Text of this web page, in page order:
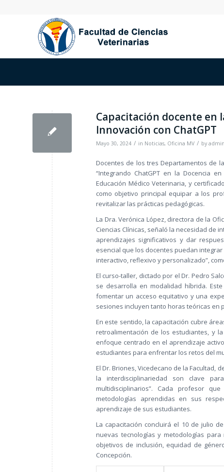
Capacitación docente en
Innovación con ChatGPT
Mayo 30, 2024 / in Noticias, Oficina MV / by admin
Docentes de los tres Departamentos de
“Integrando ChatGPT en la Docencia
Educación Médico Veterinaria, y
como objetivo principal equipar a los
revitalizar las prácticas pedagógicas.
La Dra. Verónica López, directora de la
Ciencias Clínicas, señaló la necesidad de
aprendizajes significativos y dar
esencial que los docentes puedan
interactivo, reflexivo y personalizado”,
El curso-taller, dictado por el Dr. Pedro
se desarrolla en modalidad híbrida.
fomentar un acceso equitativo y una
sesiones incluyen tanto horas teóricas en
En este sentido, la capacitación cubre
retroalimentación de los estudiantes, y
enfoque centrado en el aprendizaje
estudiantes para enfrentar los retos del
El Dr. Briones, Vicedecano de la Facultad,
la interdisciplinariedad son clave
multidisciplinarios”. Cada profesor
metodologías aprendidas en sus
aprendizaje de sus estudiantes.
La capacitación concluirá el 10 de julio
nuevas tecnologías y metodologías
objetivos de inclusión, equidad de
Concepción.